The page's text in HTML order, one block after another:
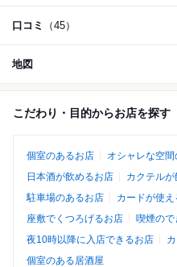
口コミ （45）
地図
こだわり・目的からお店を探す
個室のあるお店 オシャレな空間
日本酒が飲めるお店
カクテル
駐車場のあるお店
カードが使
座敷でくつろげるお店
喫煙ので
夜10時以降に入店できるお店
個室のある居酒屋